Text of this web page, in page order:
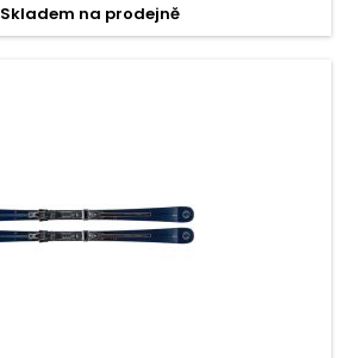
Skladem na prodejně